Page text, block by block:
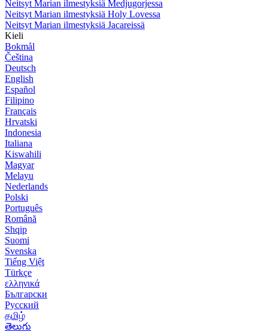
Neitsyt Marian ilmestyksiä Medjugorjessa
Neitsyt Marian ilmestyksiä Holy Lovessa
Neitsyt Marian ilmestyksiä Jacareissä
Kieli
Bokmål
Čeština
Deutsch
English
Español
Filipino
Français
Hrvatski
Indonesia
Italiana
Kiswahili
Magyar
Melayu
Nederlands
Polski
Português
Română
Shqip
Suomi
Svenska
Tiếng Việt
Türkçe
ελληνικά
Български
Русский
தமிழ்
తెలుగు